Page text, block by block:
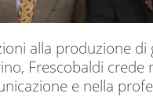
alla produzione
Frescobaldi
e nella